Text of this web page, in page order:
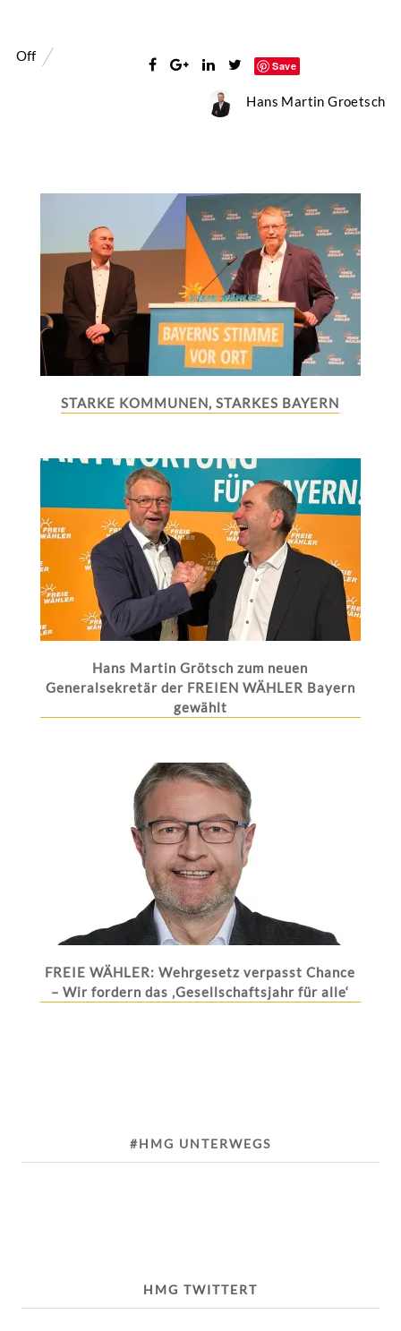
Off
Save
Hans Martin Groetsch
STARKE KOMMUNEN, STARKES BAYERN
Hans Martin Grötsch zum neuen
Generalsekretär der FREIEN WÄHLER Bayern
gewählt
FREIE WÄHLER: Wehrgesetz verpasst Chance
– Wir fordern das ‚Gesellschaftsjahr für alle‘
#HMG UNTERWEGS
HMG TWITTERT